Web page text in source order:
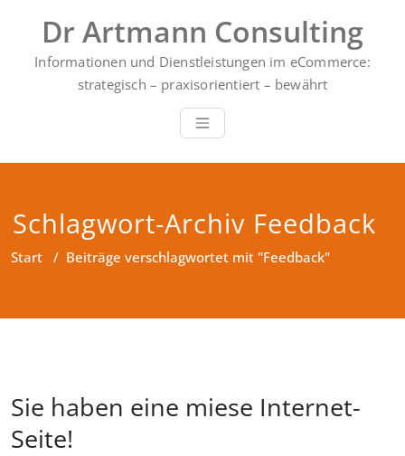
springen
Dr Artmann Consulting
Informationen und Dienstleistungen im eCommerce:
strategisch – praxisorientiert – bewährt
Schlagwort-Archiv Feedback
Start / Beiträge verschlagwortet mit "Feedback"
Sie haben eine miese Internet-
Seite!